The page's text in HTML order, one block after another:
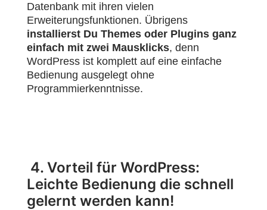
Datenbank mit ihren vielen
Erweiterungsfunktionen. Übrigens
installierst Du Themes oder Plugins ganz
einfach mit zwei Mausklicks, denn
WordPress ist komplett auf eine einfache
Bedienung ausgelegt ohne
Programmierkenntnisse.
4. Vorteil für WordPress:
Leichte Bedienung die schnell
gelernt werden kann!